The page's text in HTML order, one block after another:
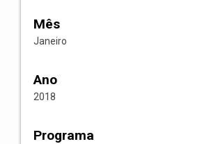
Mês
Janeiro
Ano
2018
Programa